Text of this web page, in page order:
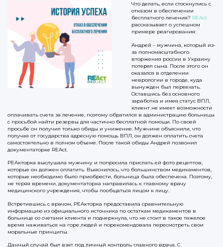
Что делать, если стоскнулись с
отказом в обеспечении
бесплатного лечения? REAct
рассказывает о успешном
примере реагирования:
Андрей – мужчина, который из-
за полномасштабного
вторжения россии в Украину
потерял сына. После этого он
оказался в отделении
неврологии в городе, куда
вынужден был переехать.
Оставшись без основного
заработка и имея статус ВПЛ,
клиент не имеет возможности
оплачивать счета за лечение, поэтому обратился в администрацию больницы
с просьбой найти резервы для частично бесплатной помощи. По своей
просьбе он получил только обиды и унижение. Мужчине объяснили, что
получая от государства адресную помощь ВПЛ, он должен оплатить счета
самостоятельно в полном объеме. После такой обиды Андрей позвонил
документаторке REAct.
РЕАкторка выслушала мужчину и попросила прислать ей фото рецептов,
которые он должен оплатить. Выяснилось, что большинством медикаментов,
которые необходимо было приобрести, больница была обеспечена. Поэтому,
не теряя времени, документаторка направилась к главному врачу
медицинского учреждения, чтобы пообщаться лицом к лицу.
Встретившись с врачом, РЕАкторка предоставила сравнительную
информацию из официального источника по остаткам медикаментов в
больнице со счетами клиента и подчеркнула, что не стоит в такое тяжелое
время наживаться на горе людей и порекомендовала пересмотреть свои
моральные принципы.
Данный случай был взят под личный контроль главного врача. С